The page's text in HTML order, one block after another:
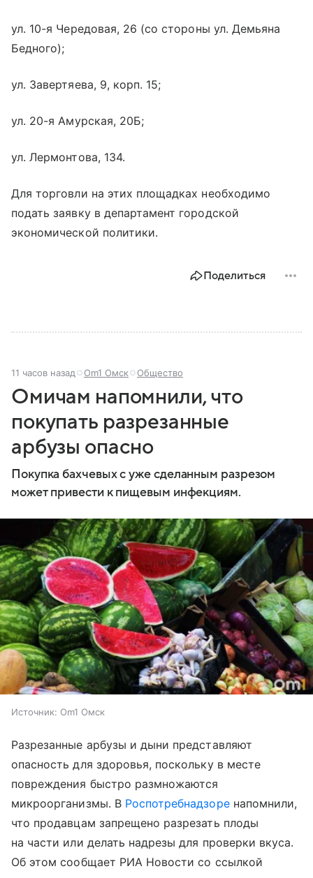
ул. 10-я Чередовая, 26 (со стороны ул. Демьяна
Бедного);
ул. Завертяева, 9, корп. 15;
ул. 20-я Амурская, 20Б;
ул. Лермонтова, 134.
Для торговли на этих площадках необходимо
подать заявку в департамент городской
экономической политики.
Поделиться
11 часов назад Om1 Омск Общество
Омичам напомнили, что
покупать разрезанные
арбузы опасно
Покупка бахчевых с уже сделанным разрезом
может привести к пищевым инфекциям.
Источник: Om1 Омск
Разрезанные арбузы и дыни представляют
опасность для здоровья, поскольку в месте
повреждения быстро размножаются
микроорганизмы. В Роспотребнадзоренапомнили,
что продавцам запрещено разрезать плоды
на части или делать надрезы для проверки вкуса.
Об этом сообщает РИА Новости со ссылкой